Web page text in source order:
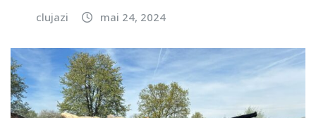
clujazi mai 24, 2024